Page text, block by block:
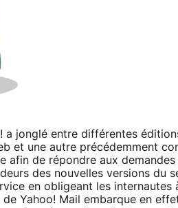
a jonglé entre différentes
et une autre précédemment
afin de répondre aux
des nouvelles versions du
en obligeant les
Yahoo! Mail embarque en